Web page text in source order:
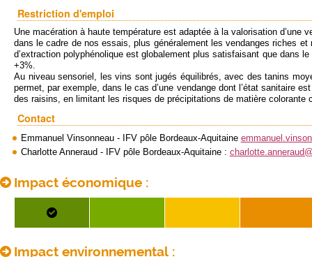
Restriction d'emploi
Une macération à haute température est adaptée à la valorisation d’une
dans le cadre de nos essais, plus généralement les vendanges riches
d’extraction polyphénolique est globalement plus satisfaisant que dans
+3%.
Au niveau sensoriel, les vins sont jugés équilibrés, avec des tanins
permet, par exemple, dans le cas d’une vendange dont l’état sanitaire
des raisins, en limitant les risques de précipitations de matière colorante
Contact
Emmanuel Vinsonneau - IFV pôle Bordeaux-Aquitaine
Charlotte Anneraud - IFV pôle Bordeaux-Aquitaine :
Impact économique :
Impact environnemental :